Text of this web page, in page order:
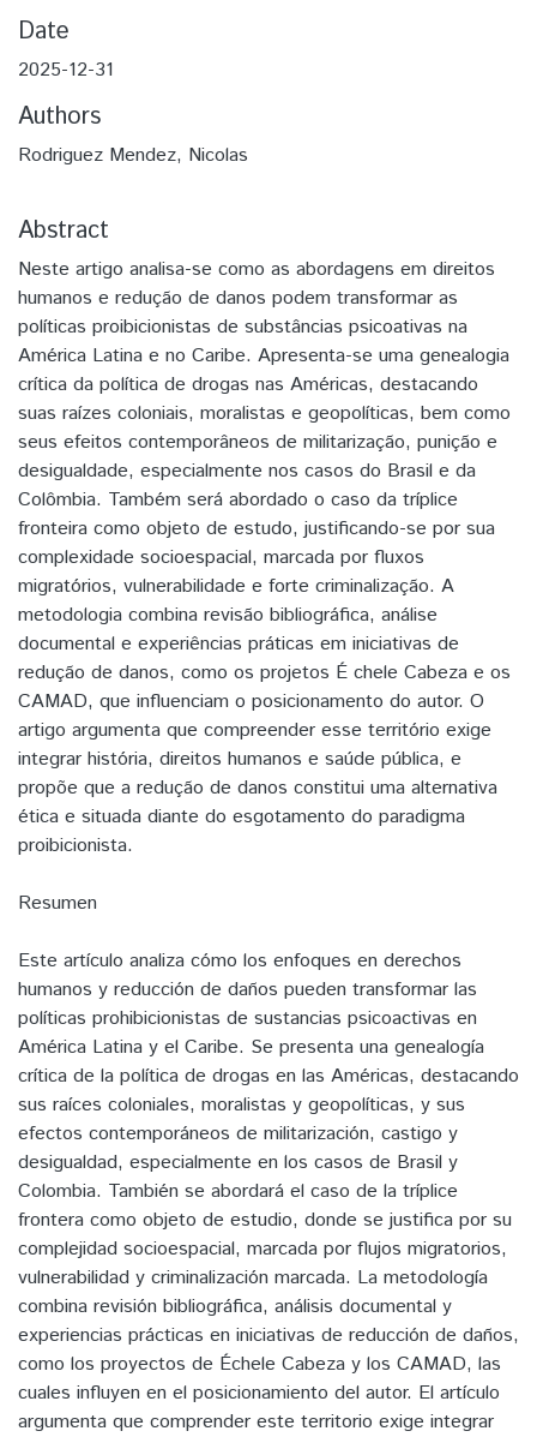
Date
2025-12-31
Authors
Rodriguez Mendez, Nicolas
Abstract
Neste artigo analisa-se como as abordagens em direitos
humanos e redução de danos podem transformar as
políticas proibicionistas de substâncias psicoativas na
América Latina e no Caribe. Apresenta-se uma genealogia
crítica da política de drogas nas Américas, destacando
suas raízes coloniais, moralistas e geopolíticas, bem como
seus efeitos contemporâneos de militarização, punição e
desigualdade, especialmente nos casos do Brasil e da
Colômbia. Também será abordado o caso da tríplice
fronteira como objeto de estudo, justificando-se por sua
complexidade socioespacial, marcada por fluxos
migratórios, vulnerabilidade e forte criminalização. A
metodologia combina revisão bibliográfica, análise
documental e experiências práticas em iniciativas de
redução de danos, como os projetos É chele Cabeza e os
CAMAD, que influenciam o posicionamento do autor. O
artigo argumenta que compreender esse território exige
integrar história, direitos humanos e saúde pública, e
propõe que a redução de danos constitui uma alternativa
ética e situada diante do esgotamento do paradigma
proibicionista.
Resumen
Este artículo analiza cómo los enfoques en derechos
humanos y reducción de daños pueden transformar las
políticas prohibicionistas de sustancias psicoactivas en
América Latina y el Caribe. Se presenta una genealogía
crítica de la política de drogas en las Américas, destacando
sus raíces coloniales, moralistas y geopolíticas, y sus
efectos contemporáneos de militarización, castigo y
desigualdad, especialmente en los casos de Brasil y
Colombia. También se abordará el caso de la tríplice
frontera como objeto de estudio, donde se justifica por su
complejidad socioespacial, marcada por flujos migratorios,
vulnerabilidad y criminalización marcada. La metodología
combina revisión bibliográfica, análisis documental y
experiencias prácticas en iniciativas de reducción de daños,
como los proyectos de Échele Cabeza y los CAMAD, las
cuales influyen en el posicionamiento del autor. El artículo
argumenta que comprender este territorio exige integrar